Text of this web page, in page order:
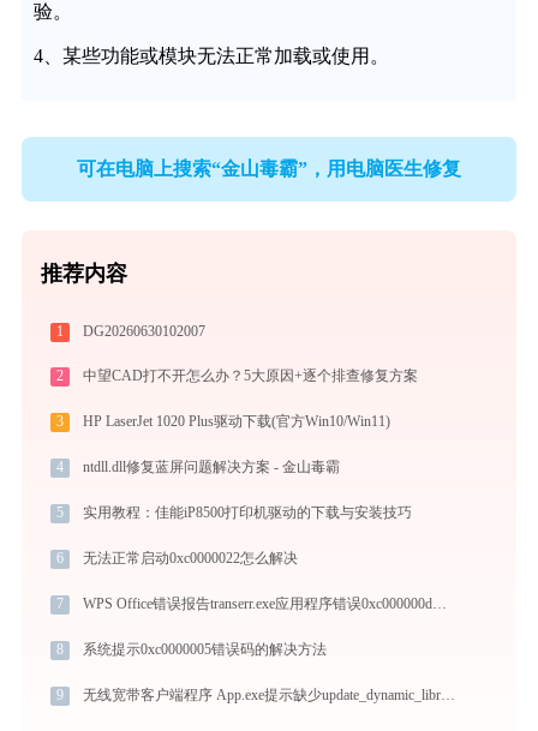
验。
4、某些功能或模块无法正常加载或使用。
可在电脑上搜索“金山毒霸”，用电脑医生修复
推荐内容
1 DG20260630102007
2 中望CAD打不开怎么办？5大原因+逐个排查修复方案
3 HP LaserJet 1020 Plus驱动下载(官方Win10/Win11)
4 ntdll.dll修复蓝屏问题解决方案 - 金山毒霸
5 实用教程：佳能iP8500打印机驱动的下载与安装技巧
6 无法正常启动0xc0000022怎么解决
7 WPS Office错误报告transerr.exe应用程序错误0xc000000d解决方法
8 系统提示0xc0000005错误码的解决方法
9 无线宽带客户端程序 App.exe提示缺少update_dynamic_library.dll文件的解决办法